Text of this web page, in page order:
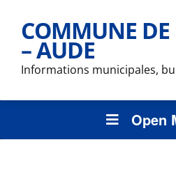
COMMUNE DE
– AUDE
Informations municipales,
Open